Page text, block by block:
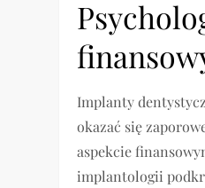
Implanty
okazać się
aspekcie
implantologii